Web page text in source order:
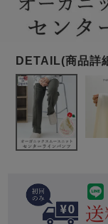
春
春
柄物
売れ筋ランキン
す
売れ筋ランキ
- Item
目
すべてのメン
ズ
パジャマ
上着単品